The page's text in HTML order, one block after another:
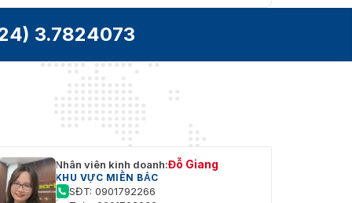
Giao diện
lập trình
Giao diện video mạng mở (PROFILE S, PROFILE G,
Bảo vệ mật khẩu, mật khẩu phức tạp, mã hóa
lọc địa chỉ IP, Nhật ký kiểm tra bảo mật, xác thực
3.7824073
Nhân viên kinh doanh:Đỗ Giang
KHU VỰC MIỀN BẮC
SĐT: 0901792266